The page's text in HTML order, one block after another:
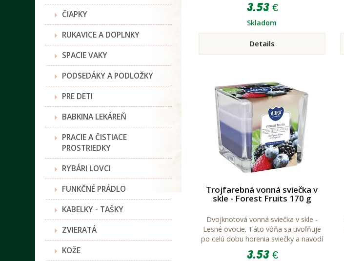
ČIAPKY
RUKAVICE A DOPLNKY
SPACIE VAKY
PODSEDÁKY A PODLOŽKY
PRE DETI
BABKINA LEKÁREŇ
PRACIE A ČISTIACE
PROSTRIEDKY
RYBÁRI LOVCI
FUNKČNÉ PRÁDLO
KABELKY - TAŠKY
ZVIERATÁ
KOŽE
3.53 €
Skladom
Details
Trojfarebná vonná sviečka v
skle - Forest Fruits 170 g
Dvojknotová vonná sviečka v skle -
Lesné ovocie. Táto vôňa sa uvoľňuje
po celú dobu horenia sviečky a navodí
príjemnú atmosféru
3.53 €